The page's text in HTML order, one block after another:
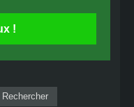
!
Rechercher